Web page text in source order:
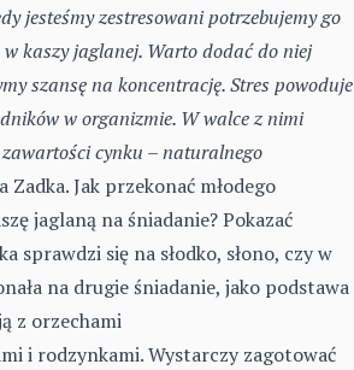
jesteśmy zestresowani potrzebujemy go
kaszy jaglanej. Warto dodać do niej
szansę na koncentrację. Stres powoduje
w organizmie. W walce z nimi
cynku – naturalnego
Jak przekonać młodego
jaglaną na śniadanie? Pokazać
sprawdzi się na słodko, słono, czy w
na drugie śniadanie, jako podstawa
z orzechami
i rodzynkami. Wystarczy zagotować